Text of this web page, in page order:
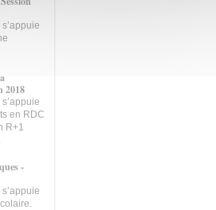
2018
en RDC
R+1
-